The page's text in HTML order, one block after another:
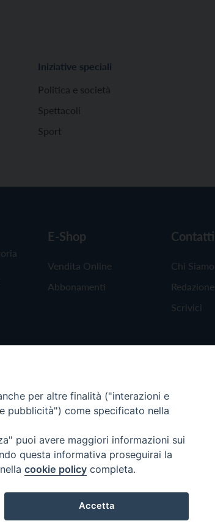
Iniziative speciali
Politica e società
Spettacoli
Sport
E-Shop
Vendita Online
Abbonamenti
Contatti
Chi Siamo
Redazione
Scrivici
per altre finalità ("interazioni e
pubblicità") come specificato nella
puoi avere maggiori informazioni sui
questa informativa proseguirai la
cookie policy completa.
Accetta